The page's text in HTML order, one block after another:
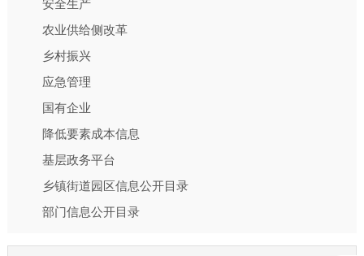
安全生产
农业供给侧改革
乡村振兴
应急管理
国有企业
降低要素成本信息
基层政务平台
乡镇街道园区信息公开目录
部门信息公开目录